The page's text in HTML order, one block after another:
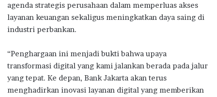
agenda strategis perusahaan dalam memperluas akses
layanan keuangan sekaligus meningkatkan daya saing di
industri perbankan.
“Penghargaan ini menjadi bukti bahwa upaya
transformasi digital yang kami jalankan berada pada jalur
yang tepat. Ke depan, Bank Jakarta akan terus
menghadirkan inovasi layanan digital yang memberikan